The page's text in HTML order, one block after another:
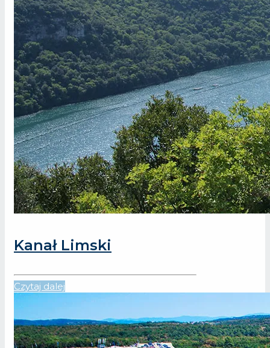
Kanał Limski
Czytaj dalej